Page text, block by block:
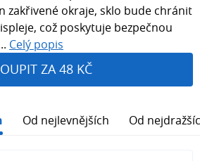
zakřivené okraje, sklo bude chránit
což poskytuje bezpečnou
Celý popis
ZA 48 KČ
Od nejlevnějších Od